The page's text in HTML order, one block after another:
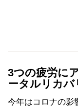
3つの疲労に
ータルリカバ
今年はコロナの影